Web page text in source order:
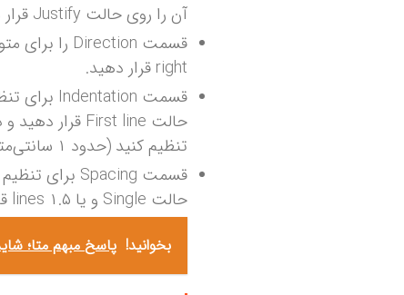
آن را روی حالت Justify قرار دهید)
right قرار دهید.
تنظیم کنید (حدود ۱ سانتی‌متر میتواند مناسب باشد)
حالت Single و یا ۱.۵ lines قرار دهید.
بخوانید! پاسخ مبهم متا؛